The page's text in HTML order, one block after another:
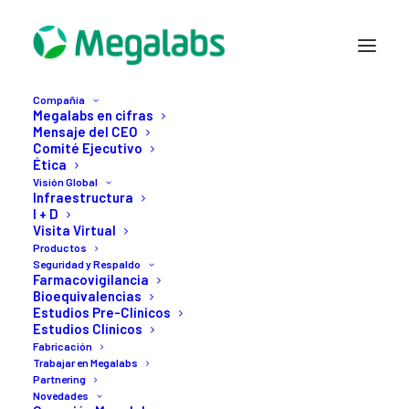
Compañía
Megalabs en cifras
Mensaje del CEO
Comité Ejecutivo
Ética
Visión Global
Infraestructura
I + D
Visita Virtual
Productos
Seguridad y Respaldo
Farmacovigilancia
Bioequivalencias
Estudios Pre-Clínicos
Estudios Clínicos
Fabricación
Trabajar en Megalabs
Partnering
Novedades
Compañía
Visión Global
Productos
Seguridad y Respaldo
Fabricación
Trabajar en Megalabs
Partnering
Novedades